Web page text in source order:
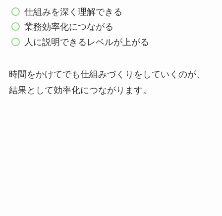
仕組みを深く理解できる
業務効率化につながる
人に説明できるレベルが上がる
時間をかけてでも仕組みづくりをしていくのが、
結果として効率化につながります。